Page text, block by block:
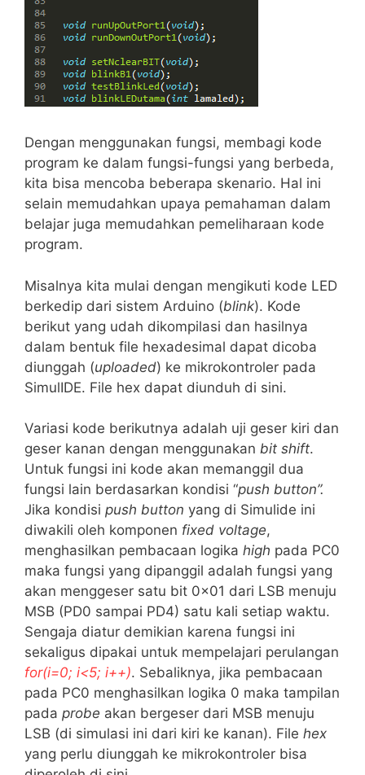
Dengan menggunakan fungsi, membagi kode
program ke dalam fungsi-fungsi yang berbeda,
kita bisa mencoba beberapa skenario. Hal ini
selain memudahkan upaya pemahaman dalam
belajar juga memudahkan pemeliharaan kode
program.
Misalnya kita mulai dengan mengikuti kode LED
berkedip dari sistem Arduino (blink). Kode
berikut yang udah dikompilasi dan hasilnya
dalam bentuk file hexadesimal dapat dicoba
diunggah (uploaded) ke mikrokontroler pada
SimulIDE. File hex dapat diunduh di sini.
Variasi kode berikutnya adalah uji geser kiri dan
geser kanan dengan menggunakan bit shift.
Untuk fungsi ini kode akan memanggil dua
fungsi lain berdasarkan kondisi “push button”.
Jika kondisi push button yang di Simulide ini
diwakili oleh komponen fixed voltage,
menghasilkan pembacaan logika high pada PC0
maka fungsi yang dipanggil adalah fungsi yang
akan menggeser satu bit 0x01 dari LSB menuju
MSB (PD0 sampai PD4) satu kali setiap waktu.
Sengaja diatur demikian karena fungsi ini
sekaligus dipakai untuk mempelajari perulangan
for(i=0; i<5; i++). Sebaliknya, jika pembacaan
pada PC0 menghasilkan logika 0 maka tampilan
pada probe akan bergeser dari MSB menuju
LSB (di simulasi ini dari kiri ke kanan). File hex
yang perlu diunggah ke mikrokontroler bisa